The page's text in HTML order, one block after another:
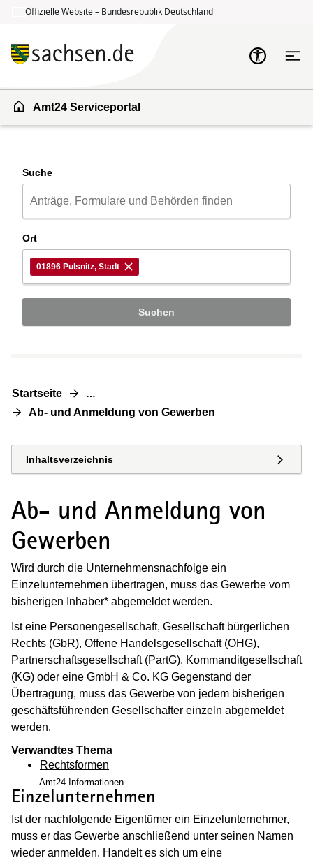
Offizielle Website – Bundesrepublik Deutschland
Amt24 Serviceportal
Suche
Ort
01896 Pulsnitz, Stadt
Suchen
Startseite …
Ab- und Anmeldung von Gewerben
Inhaltsverzeichnis
Ab- und Anmeldung von
Gewerben
Wird durch die Unternehmensnachfolge ein
Einzelunternehmen übertragen, muss das Gewerbe vom
bisherigen Inhaber* abgemeldet werden.
Ist eine Personengesellschaft, Gesellschaft bürgerlichen
Rechts (GbR), Offene Handelsgesellschaft (OHG),
Partnerschaftsgesellschaft (PartG), Kommanditgesellschaft
(KG) oder eine GmbH & Co. KG Gegenstand der
Übertragung, muss das Gewerbe von jedem bisherigen
geschäftsführenden Gesellschafter einzeln abgemeldet
werden.
Verwandtes Thema
Rechtsformen
Amt24-Informationen
Einzelunternehmen
Ist der nachfolgende Eigentümer ein Einzelunternehmer,
muss er das Gewerbe anschließend unter seinen Namen
wieder anmelden. Handelt es sich um eine